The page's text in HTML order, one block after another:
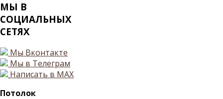
МЫ В
СОЦИАЛЬНЫХ
СЕТЯХ
Мы Вконтакте
Мы в Телеграм
Написать в MAX
Потолок